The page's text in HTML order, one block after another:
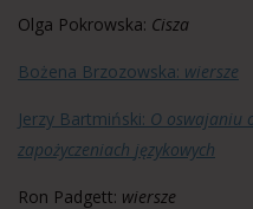
Olga Pokrowska: Cisza
Bożena Brzozowska: wiersze
Jerzy Bartmiński: O oswajaniu
zapożyczeniach językowych
Ron Padgett: wiersze